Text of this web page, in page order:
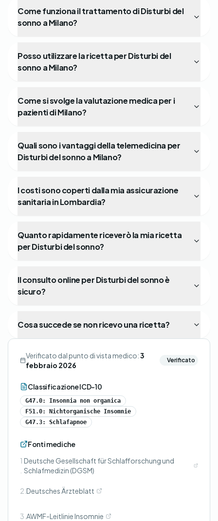
Come funziona il trattamento di Disturbi del
sonno a Milano?
Posso utilizzare la ricetta per Disturbi del
sonno a Milano?
Come si svolge la valutazione medica per i
pazienti di Milano?
Quali sono i vantaggi della telemedicina per
Disturbi del sonno a Milano?
I costi sono coperti dalla mia assicurazione
sanitaria in Lombardia?
Quanto rapidamente riceverò la mia ricetta
per Disturbi del sonno?
Il consulto online per Disturbi del sonno è
sicuro?
Cosa succede se non ricevo una ricetta?
Verificato dal punto di vista medico:3
febbraio 2026
Verificato
Classificazione ICD-10
G47.0: Insonnia non organica
F51.0: Nichtorganische Insomnie
G47.3: Schlafapnoe
Fonti mediche
1 Deutsche Gesellschaft für Schlafforschung und
Schlafmedizin (DGSM)
2. Deutsches Ärzteblatt
3. AWMF-Leitlinie Insomnie